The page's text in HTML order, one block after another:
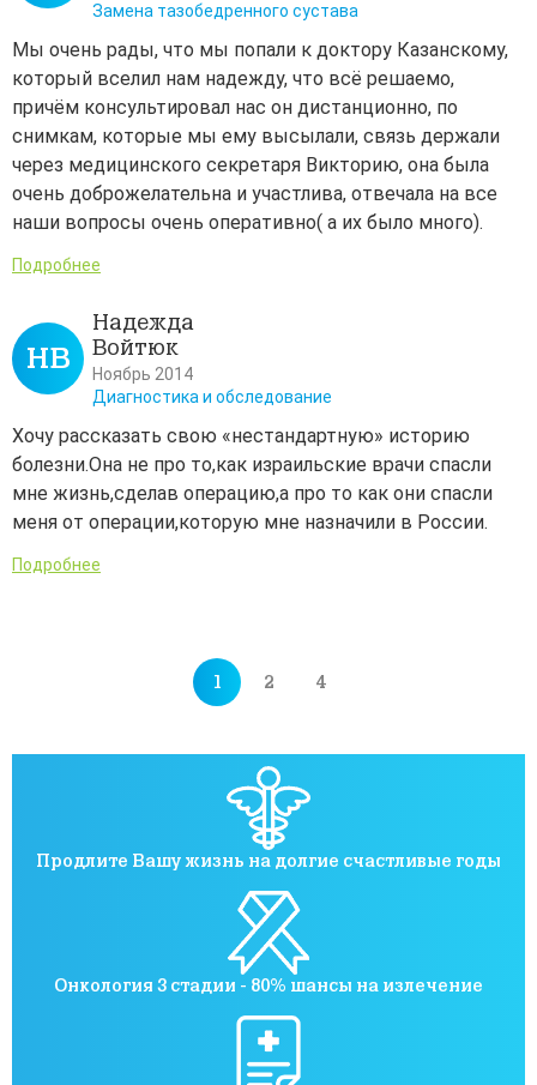
Замена тазобедренного сустава
Мы очень рады, что мы попали к доктору Казанскому,
который вселил нам надежду, что всё решаемо,
причём консультировал нас он дистанционно, по
снимкам, которые мы ему высылали, связь держали
через медицинского секретаря Викторию, она была
очень доброжелательна и участлива, отвечала на все
наши вопросы очень оперативно( а их было много).
Подробнее
НВ
Надежда
Войтюк
Ноябрь 2014
Диагностика и обследование
Хочу рассказать свою «нестандартную» историю
болезни.Она не про то,как израильские врачи спасли
мне жизнь,сделав операцию,а про то как они спасли
меня от операции,которую мне назначили в России.
Подробнее
1 2 4
Продлите Вашу жизнь на долгие счастливые годы
Онкология 3 стадии - 80% шансы на излечение